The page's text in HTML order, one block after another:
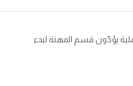
يؤدّون قسم المهنة لبدء